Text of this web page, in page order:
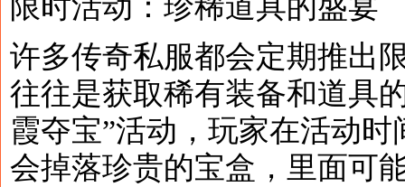
限时活动：珍稀道具的盛宴
许多传奇私服都会定期推出
往往是获取稀有装备和道具
霞夺宝”活动，玩家在活动时
会掉落珍贵的宝盒，里面可